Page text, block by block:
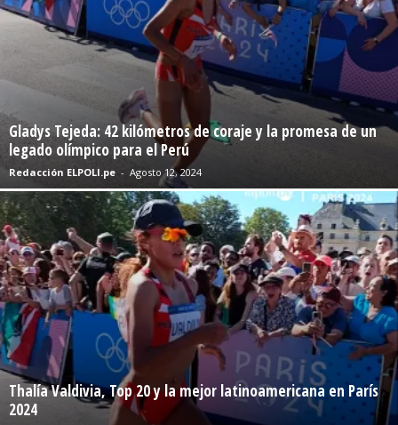
Gladys Tejeda: 42 kilómetros de coraje y la promesa de un
legado olímpico para el Perú
Redacción ELPOLI.pe - Agosto 12, 2024
Thalía Valdivia, Top 20 y la mejor latinoamericana en París
2024